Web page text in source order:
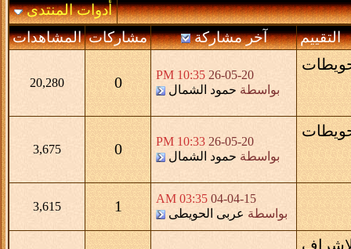
أدوات المنتدى
التقييم
آخر مشاركة مشاركات المشاهدات
26-05-20
10:35 PM
بواسطة حمود الشمال 0
20,280
26-05-20
10:33 PM
بواسطة حمود الشمال 0
3,675
04-04-15
03:35 AM
بواسطة عربى الحويطى 1
3,615